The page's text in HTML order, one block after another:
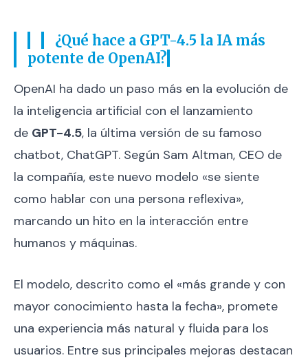
¿Qué hace a GPT-4.5 la IA más
potente de OpenAI?
OpenAI ha dado un paso más en la evolución de
la inteligencia artificial con el lanzamiento
de GPT-4.5, la última versión de su famoso
chatbot, ChatGPT. Según Sam Altman, CEO de
la compañía, este nuevo modelo «se siente
como hablar con una persona reflexiva»,
marcando un hito en la interacción entre
humanos y máquinas.
El modelo, descrito como el «más grande y con
mayor conocimiento hasta la fecha», promete
una experiencia más natural y fluida para los
usuarios. Entre sus principales mejoras destacan